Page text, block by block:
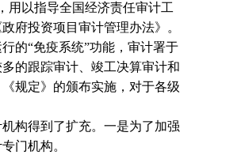
用以指导全国经济责任审计工
府投资项目审计管理办法》。
的“免疫系统”功能，审计署于
的跟踪审计、竣工决算审计和
规定》的颁布实施，对于各级
构得到了扩充。一是为了加强
门机构。